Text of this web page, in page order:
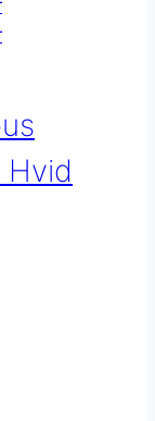
Hvid